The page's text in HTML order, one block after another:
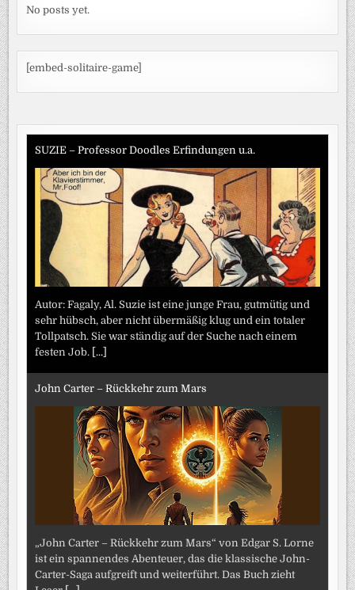
No posts yet.
[embed-solitaire-game]
SUZIE – Professor Doodles Erfindungen u.a.
Autor: Fagaly, Al. Suzie ist eine junge Frau, gutmütig und
sehr hübsch, aber nicht übermäßig klug und ein totaler
Tollpatsch. Sie war ständig auf der Suche nach einem
festen Job. [...]
John Carter – Rückkehr zum Mars
„John Carter – Rückkehr zum Mars“ von Edgar S. Lorne
ist ein spannendes Abenteuer, das die klassische John-
Carter-Saga aufgreift und weiterführt. Das Buch zieht